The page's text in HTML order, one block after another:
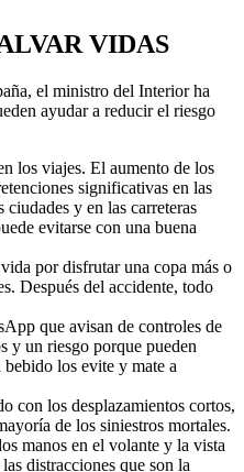
VIDAS
el ministro del Interior ha
ayudar a reducir el riesgo
los viajes. El aumento de los
significativas en las
ciudades y en las carreteras
evitarse con una buena
por disfrutar una copa más o
Después del accidente, todo
que avisan de controles de
y un riesgo porque pueden
los evite y mate a
con los desplazamientos cortos,
de los siniestros mortales.
manos en el volante y la vista
distracciones que son la